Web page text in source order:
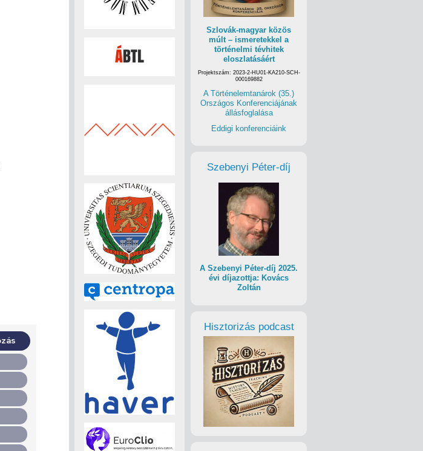
Szlovák-magyar közös
múlt – ismeretekkel a
történelmi tévhitek
eloszlatásáért
Projektszám: 2023-2-HU01-KA210-SCH-
000169882
A Történelemtanárok (35.)
Országos Konferenciájának
állásfoglalása
Eddigi konferenciáink
Szebenyi Péter-díj
A Szebenyi Péter-díj 2025.
évi díjazottja: Kovács
Zoltán
Hisztorizás podcast